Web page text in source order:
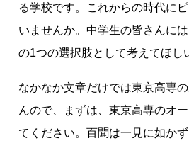
る学校です。これからの時代に
いませんか。中学生の皆さんに
の1つの選択肢として考えてほし
なかなか文章だけでは東京高専
んので、まずは、東京高専のオ
てください。百聞は一見に如か